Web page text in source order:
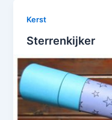
Kerst
Sterrenkijker